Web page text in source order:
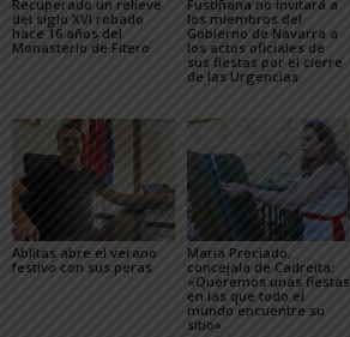
Recuperado un relieve
del siglo XVI robado
hace 16 años del
Monasterio de Fitero
Fustiñana no invitará a
los miembros del
Gobierno de Navarra a
los actos oficiales de
sus fiestas por el cierre
de las Urgencias
Ablitas abre el verano
festivo con sus peras
María Preciado,
concejala de Cadreita:
«Queremos unas fiestas
en las que todo el
mundo encuentre su
sitio»